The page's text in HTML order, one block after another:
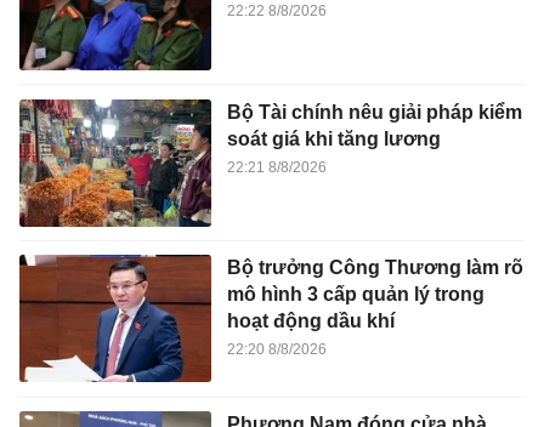
22:22 8/8/2026
Bộ Tài chính nêu giải pháp kiểm
soát giá khi tăng lương
22:21 8/8/2026
Bộ trưởng Công Thương làm rõ
mô hình 3 cấp quản lý trong
hoạt động dầu khí
22:20 8/8/2026